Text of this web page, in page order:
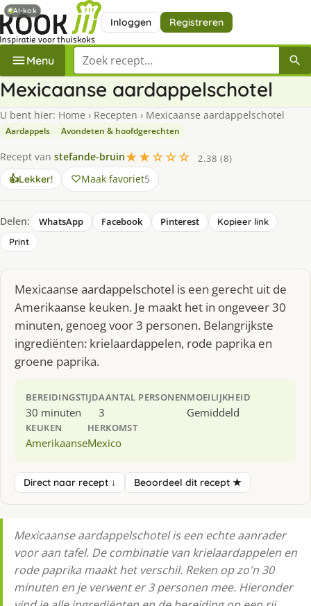
Inloggen Registreren
Menu Zoek een recept
Mexicaanse aardappelschotel
U bent hier: Home › Recepten › Mexicaanse aardappelschotel
Aardappels Avondeten & hoofdgerechten
Recept van stefande-bruin★★☆☆☆
2.38 (8)
👍Lekker! Maak favoriet5
Delen: WhatsApp Facebook Pinterest
Kopieer link
Print
Mexicaanse aardappelschotel is een gerecht uit de
Amerikaanse keuken. Je maakt het in ongeveer 30
minuten, genoeg voor 3 personen. Belangrijkste
ingrediënten: krielaardappelen, rode paprika en
groene paprika.
BEREIDINGSTIJD
30 minuten
AANTAL PERSONEN
3
MOEILIJKHEID
Gemiddeld
KEUKEN
Amerikaanse
HERKOMST
Mexico
Direct naar recept ↓ Beoordeel dit recept ★
Mexicaanse aardappelschotel is een echte aanrader
voor aan tafel. De combinatie van krielaardappelen en
rode paprika maakt het verschil. Reken op zo'n 30
minuten en je verwent er 3 personen mee. Hieronder
AI-kok